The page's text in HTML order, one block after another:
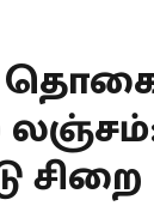
தொகை
சிறை